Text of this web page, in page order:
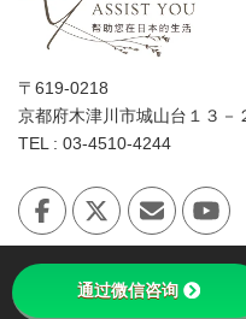
〒619-0218
京都府木津川市城山台１３－
TEL : 03-4510-4244
Copyright © 日本「经营·管理签证
通过微信咨询